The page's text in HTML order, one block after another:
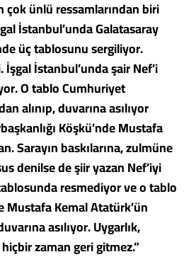
çok ünlü ressamlarından biri
İstanbul’unda Galatasaray
üç tablosunu sergiliyor.
İstanbul’unda şair Nef’i
O tablo Cumhuriyet
alınıp, duvarına asılıyor
Köşkü’nde Mustafa
Sarayın baskılarına, zulmüne
denilse de şiir yazan Nef’iyi
resmediyor ve o tablo
Kemal Atatürk’ün
asılıyor. Uygarlık,
zaman geri gitmez.”